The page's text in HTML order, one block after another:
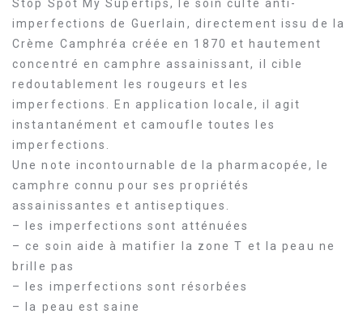
Stop Spot My Supertips, le soin culte anti-
imperfections de Guerlain, directement issu de la
Crème Camphréa créée en 1870 et hautement
concentré en camphre assainissant, il cible
redoutablement les rougeurs et les
imperfections. En application locale, il agit
instantanément et camoufle toutes les
imperfections.
Une note incontournable de la pharmacopée, le
camphre connu pour ses propriétés
assainissantes et antiseptiques.
– les imperfections sont atténuées
– ce soin aide à matifier la zone T et la peau ne
brille pas
– les imperfections sont résorbées
– la peau est saine